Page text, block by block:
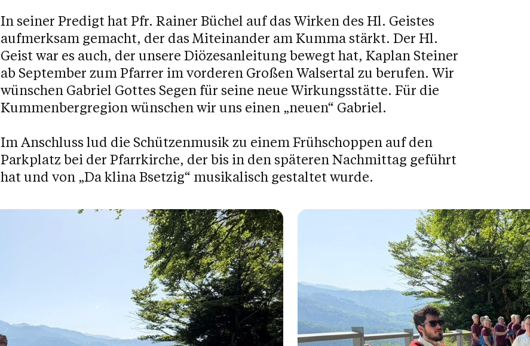
In seiner Predigt hat Pfr. Rainer Büchel auf das Wirken des Hl. Geistes
aufmerksam gemacht, der das Miteinander am Kumma stärkt. Der Hl.
Geist war es auch, der unsere Diözesanleitung bewegt hat, Kaplan Steiner
ab September zum Pfarrer im vorderen Großen Walsertal zu berufen. Wir
wünschen Gabriel Gottes Segen für seine neue Wirkungsstätte. Für die
Kummenbergregion wünschen wir uns einen „neuen“ Gabriel.
Im Anschluss lud die Schützenmusik zu einem Frühschoppen auf den
Parkplatz bei der Pfarrkirche, der bis in den späteren Nachmittag geführt
hat und von „Da klina Bsetzig“ musikalisch gestaltet wurde.